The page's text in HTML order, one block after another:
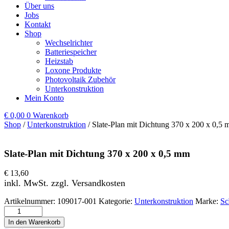
Über uns
Jobs
Kontakt
Shop
Wechselrichter
Batteriespeicher
Heizstab
Loxone Produkte
Photovoltaik Zubehör
Unterkonstruktion
Mein Konto
€ 0,00 0 Warenkorb
Shop /Unterkonstruktion / Slate-Plan mit Dichtung 370 x 200 x 0,5
Slate-Plan mit Dichtung 370 x 200 x 0,5 mm
€ 13,60
inkl. MwSt. zzgl. Versandkosten
Artikelnummer: 109017-001 Kategorie: Unterkonstruktion Marke:
Slate-Plan mit Dichtung 370 x 200 x 0,5 mm Menge
In den Warenkorb